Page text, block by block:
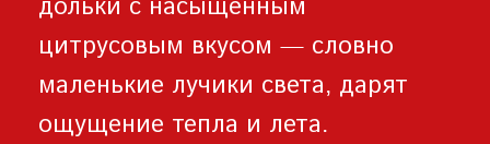
цитрусовым вкусом — словно
маленькие лучики света, дарят
ощущение тепла и лета.